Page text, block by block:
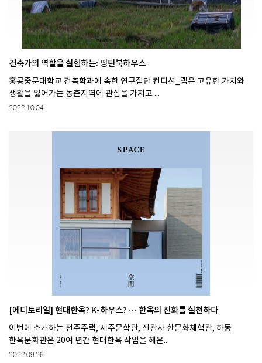
건축가의 역할을 실험하는: 핑탄북하우스
홍콩중문대학교 건축학과에 속한 연구집단 컨디션_랩은 고유한 가치와
생활을 잃어가는 농촌지역에 관심을 가지고 ...
2022.10.04
[에디토리얼] 현대한옥? K-하우스? … 한옥의 진화를 실천하다
이번에 소개하는 전주주택, 제주문학관, 진관사 한문화체험관, 하동
한옥문화관은 20여 년간 현대한옥 작업을 해온...
2022.09.26